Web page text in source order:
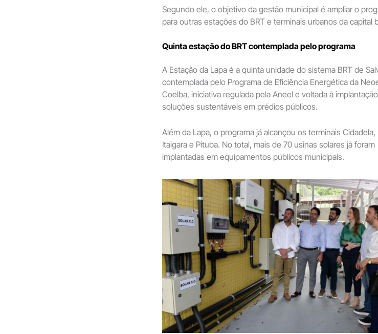
Segundo ele, o objetivo da gestão municipal é ampliar o
para outras estações do BRT e terminais urbanos da capital
Quinta estação do BRT contemplada pelo programa
A Estação da Lapa é a quinta unidade do sistema BRT de
contemplada pelo Programa de Eficiência Energética da
Coelba, iniciativa regulada pela Aneel e voltada à
soluções sustentáveis em prédios públicos.
Além da Lapa, o programa já alcançou os terminais Cidadela,
Itaigara e Pituba. No total, mais de 70 usinas solares já foram
implantadas em equipamentos públicos municipais.